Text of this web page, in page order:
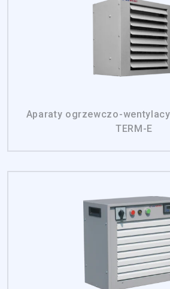
Aparaty ogrzewczo-
TERM-E